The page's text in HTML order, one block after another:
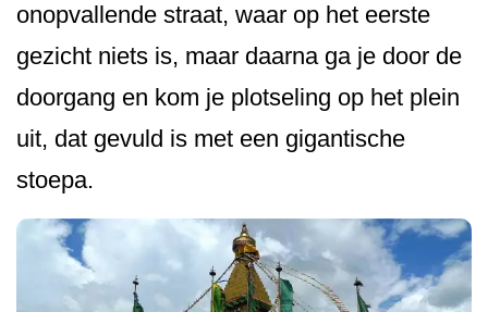
onopvallende straat, waar op het eerste
gezicht niets is, maar daarna ga je door de
doorgang en kom je plotseling op het plein
uit, dat gevuld is met een gigantische
stoepa.